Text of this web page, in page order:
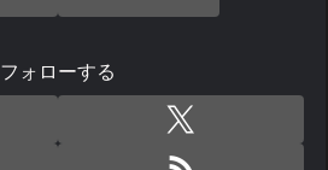
フォローする